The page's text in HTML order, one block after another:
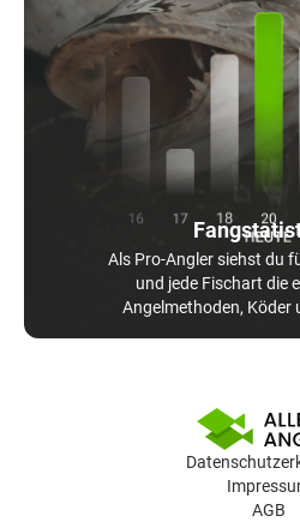
Als Pro-Angler siehst du
und jede Fischart die
Angelmethoden, Köder
AGB